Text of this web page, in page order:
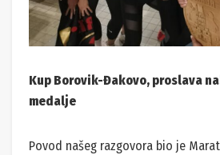
Kup Borovik-Đakovo, proslava
medalje
Povod našeg razgovora bio je